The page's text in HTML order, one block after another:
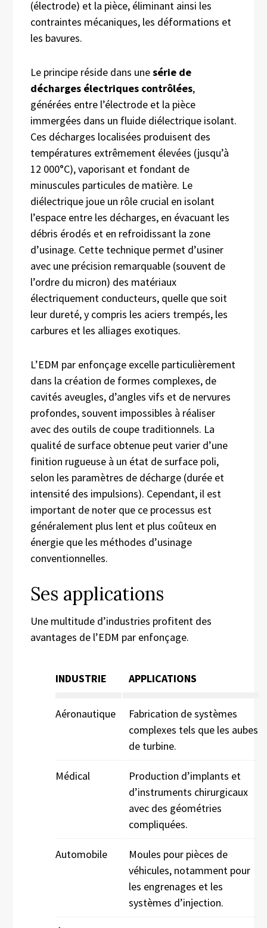
(électrode) et la pièce, éliminant ainsi les
contraintes mécaniques, les déformations et
les bavures.
Le principe réside dans unesérie de
décharges électriques contrôlées,
générées entre l’électrode et la pièce
immergées dans un fluide diélectrique isolant.
Ces décharges localisées produisent des
températures extrêmement élevées (jusqu’à
12 000°C), vaporisant et fondant de
minuscules particules de matière. Le
diélectrique joue un rôle crucial en isolant
l’espace entre les décharges, en évacuant les
débris érodés et en refroidissant la zone
d’usinage. Cette technique permet d’usiner
avec une précision remarquable (souvent de
l’ordre du micron) des matériaux
électriquement conducteurs, quelle que soit
leur dureté, y compris les aciers trempés, les
carbures et les alliages exotiques.
L’EDM par enfonçage excelle particulièrement
dans la création de formes complexes, de
cavités aveugles, d’angles vifs et de nervures
profondes, souvent impossibles à réaliser
avec des outils de coupe traditionnels. La
qualité de surface obtenue peut varier d’une
finition rugueuse à un état de surface poli,
selon les paramètres de décharge (durée et
intensité des impulsions). Cependant, il est
important de noter que ce processus est
généralement plus lent et plus coûteux en
énergie que les méthodes d’usinage
conventionnelles.
Ses applications
Une multitude d’industries profitent des
avantages de l’EDM par enfonçage.
INDUSTRIE APPLICATIONS
Aéronautique
Fabrication de systèmes
complexes tels que les aubes
de turbine.
Médical
Production d’implants et
d’instruments chirurgicaux
avec des géométries
compliquées.
Automobile
Moules pour pièces de
véhicules, notamment pour
les engrenages et les
systèmes d’injection.